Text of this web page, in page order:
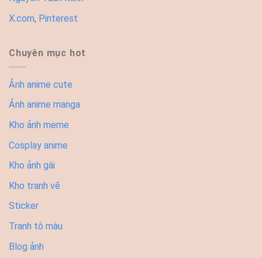
X.com, Pinterest
Chuyên mục hot
Ảnh anime cute
Ảnh anime manga
Kho ảnh meme
Cosplay anime
Kho ảnh gái
Kho tranh vẽ
Sticker
Tranh tô màu
Blog ảnh